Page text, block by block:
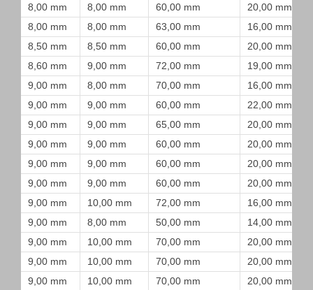
8,00 mm
8,00 mm 60,00 mm
20,00 mm
8,00 mm
8,00 mm 63,00 mm
16,00 mm
8,50 mm
8,50 mm 60,00 mm
20,00 mm
8,60 mm
9,00 mm 72,00 mm
19,00 mm
9,00 mm
8,00 mm 70,00 mm
16,00 mm
9,00 mm
9,00 mm 60,00 mm
22,00 mm
9,00 mm
9,00 mm 65,00 mm
20,00 mm
9,00 mm
9,00 mm 60,00 mm
20,00 mm
9,00 mm
9,00 mm 60,00 mm
20,00 mm
9,00 mm
9,00 mm 60,00 mm
20,00 mm
9,00 mm
10,00 mm 72,00 mm
16,00 mm
9,00 mm
8,00 mm 50,00 mm
14,00 mm
9,00 mm
10,00 mm 70,00 mm
20,00 mm
9,00 mm
10,00 mm 70,00 mm
20,00 mm
9,00 mm
10,00 mm 70,00 mm
20,00 mm